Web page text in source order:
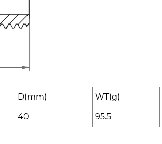
D(mm) WT(g)
40 95.5